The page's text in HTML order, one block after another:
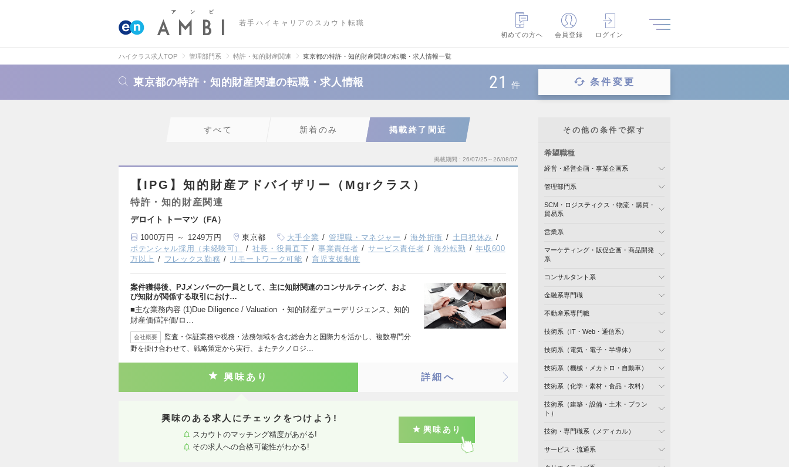
若手ハイキャリアのスカウト転職
初めての方へ
会員登録 ログイン
ハイクラス求人TOP 管理部門系 特許・知的財産関連 東京都の特許・知的財産関連の転職・求人情報一覧
東京都の特許・知的財産関連の転職・求人情報 21 件 条件変更
すべて 新着のみ 掲載終了間近
掲載期間 26/07/25～26/08/07
【IPG】知的財産アドバイザリー（Mgrクラス）
特許・知的財産関連
デロイト トーマツ（FA）
1000万円 ～ 1249万円 東京都 大手企業 管理職・マネジャー 海外折衝
土日祝休み
ポテンシャル採用（未経験可）
社長・役員直下 事業責任者 サービス責任者 海外転勤
年収600
万以上
フレックス勤務 リモートワーク可能 育児支援制度
案件獲得後、PJメンバーの一員として、主に知財関連のコンサルティング、およ
び知財が関係する取引におけ…
■主な業務内容 (1)Due Diligence / Valuation ・知的財産デューデリジェンス、知的
財産価値評価/ロ…
会社概要
監査・保証業務や税務・法務領域を含む総合力と国際力を活かし、複数専門分
野を掛け合わせて、戦略策定から実行、またテクノロジ…
興味あり 詳細へ
興味のある求人にチェックをつけよう!
スカウトのマッチング精度があがる!
その求人への合格可能性がわかる!
興味あり
その他の条件で探す
希望職種
経営・経営企画・事業企画系
管理部門系
SCM・ロジスティクス・物流・購買・
貿易系
営業系
マーケティング・販促企画・商品開発
系
コンサルタント系
金融系専門職
不動産系専門職
技術系（IT・Web・通信系）
技術系（電気・電子・半導体）
技術系（機械・メカトロ・自動車）
技術系（化学・素材・食品・衣料）
技術系（建築・設備・土木・プラン
ト）
技術・専門職系（メディカル）
サービス・流通系